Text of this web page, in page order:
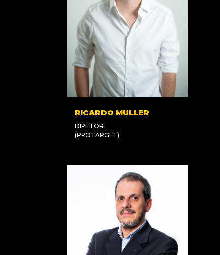
RICARDO MULLER
DIRETOR
(PROTARGET)